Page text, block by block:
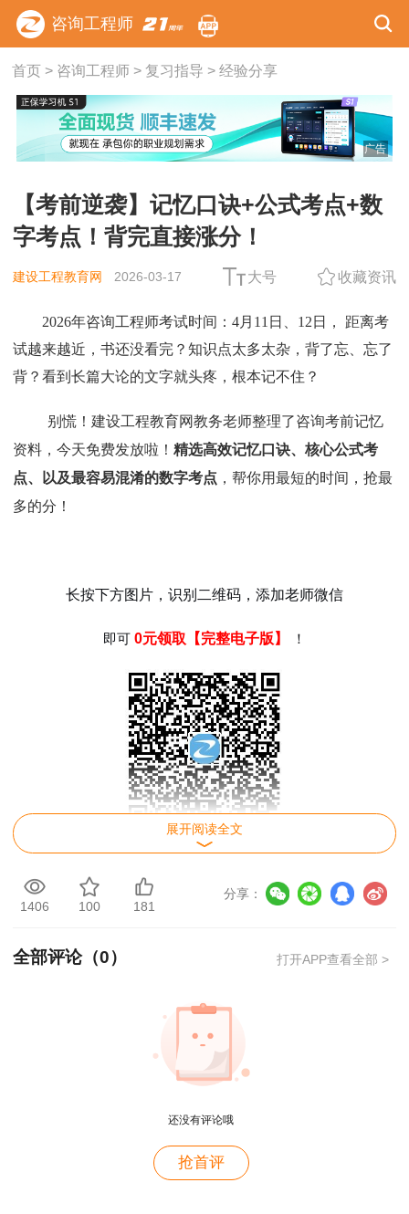
咨询工程师
首页> 咨询工程师> 复习指导 > 经验分享
广告
【考前逆袭】记忆口诀+公式考点+数
字考点！背完直接涨分！
建设工程教育网 2026-03-17 大号 收藏资讯
2026年咨询工程师考试时间 ：4月11日、12日， 距离考
试越来越近，书还没看完？知识点太多太杂，背了忘、忘了
背？看到长篇大论的文字就头疼，根本记不住？
别慌！建设工程教育网教务老师整理了咨询考前记忆
资料，今天免费发放啦！精选高效记忆口诀、核心公式考
点、以及最容易混淆的数字考点 ，帮你用最短的时间，抢最
多的分！
长按下方图片，识别二维码，添加老师微信
即可 0元领取【完整电子版】 ！
《分析评价》：公式考点+数字考点
《方法实务》
：公式考点+记忆口诀+数
：数字考点
展开阅读全文
1406 100 181
分享：
全部评论（0） 打开APP查看全部 >
还没有评论哦
抢首评